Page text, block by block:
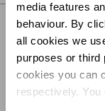
media features
behaviour. By
all cookies we
purposes or third
cookies you can
respectively.
EXPÉDITION ET